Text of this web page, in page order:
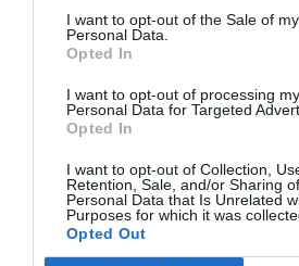
I want to opt-out of the Sale of my
Personal Data.
Opted In
I want to opt-out of processing my
Personal Data for Targeted
Opted In
I want to opt-out of Collection,
Retention, Sale, and/or Sharing
Personal Data that Is Unrelated
Purposes for which it was
Opted Out
ΜΠΑΛΑ